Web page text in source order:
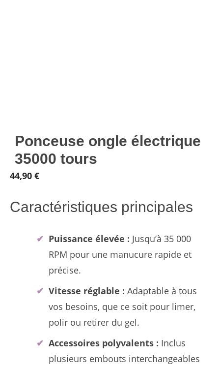
Ponceuse ongle électrique
35000 tours
44,90 €
Caractéristiques principales
Puissance élevée : Jusqu’à 35 000
RPM pour une manucure rapide et
précise.
Vitesse réglable : Adaptable à tous
vos besoins, que ce soit pour limer,
polir ou retirer du gel.
Accessoires polyvalents : Inclus
plusieurs embouts interchangeables